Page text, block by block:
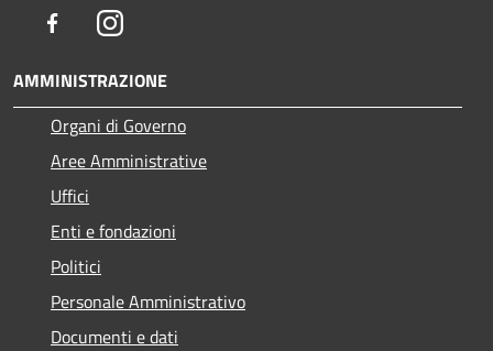
FacebookInstagram
AMMINISTRAZIONE
Organi di Governo
Aree Amministrative
Uffici
Enti e fondazioni
Politici
Personale Amministrativo
Documenti e dati